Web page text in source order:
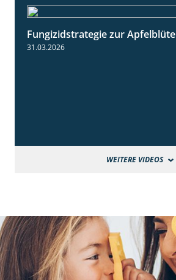
Fungizidstrategie zur Apfelblüte
31.03.2026
WEITERE VIDEOS